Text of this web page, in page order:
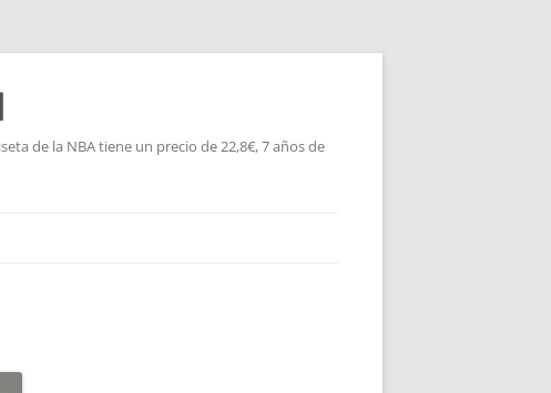
de la NBA tiene un precio de 22,8€, 7 años de